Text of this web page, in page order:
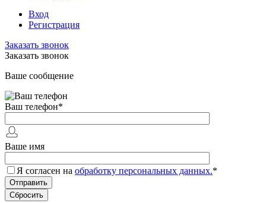
Вход
Регистрация
Заказать звонок
Заказать звонок
Ваше сообщение
Ваш телефон*
Ваше имя
Я согласен на обработку персональных данных.*